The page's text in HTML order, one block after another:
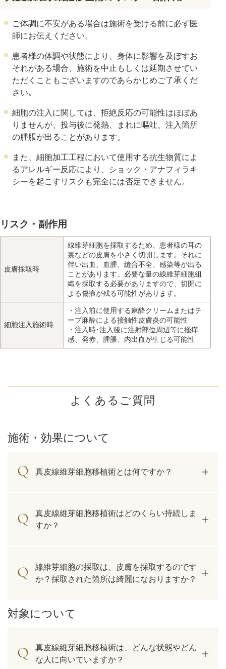
ご体調に不安がある場合は施術を受ける前に必ず医
師にお伝えください。
患者様の体調や状態により、身体に影響を及ぼすお
それがある場合、施術を中止もしくは延期させてい
ただくこともございますのであらかじめご了承くだ
さい。
細胞の注入に関しては、拒絶反応の可能性はほぼあ
りませんが、投与後に発熱、まれに嘔吐、注入箇所
の腫脹が出ることがあります。
また、細胞加工工程において使用する抗生物質によ
るアレルギー反応により、ショック・アナフィラキ
シーを起こすリスクも完全には否定できません。
リスク・副作用
皮膚採取時
線維芽細胞を採取するため、患者様の耳の
裏などの皮膚を小さく切開します。それに
伴い出血、血腫、縫合不全、感染等が出る
ことがあります。必要な量の線維芽細胞組
織を採取する必要がありますので、切開に
よる傷痕が残る可能性があります。
細胞注入施術時
・注入前に使用する麻酔クリームまたはテ
ープ麻酔による接触性皮膚炎の可能性
・注入時･注入後に注射部位周辺等に掻痒
感、発赤、腫脹、内出血が生じる可能性
よくあるご質問
施術・効果について
真皮線維芽細胞移植術とは何ですか？
真皮線維芽細胞移植術はどのくらい持続しま
すか？
線維芽細胞の採取は、皮膚を採取するのです
か？採取された箇所は綺麗になおりますか？
対象について
真皮線維芽細胞移植術は、どんな状態やどん
な人に向いていますか？